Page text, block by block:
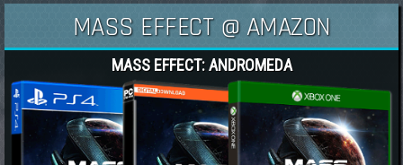
MASS EFFECT @ AMAZON
MASS EFFECT: ANDROMEDA